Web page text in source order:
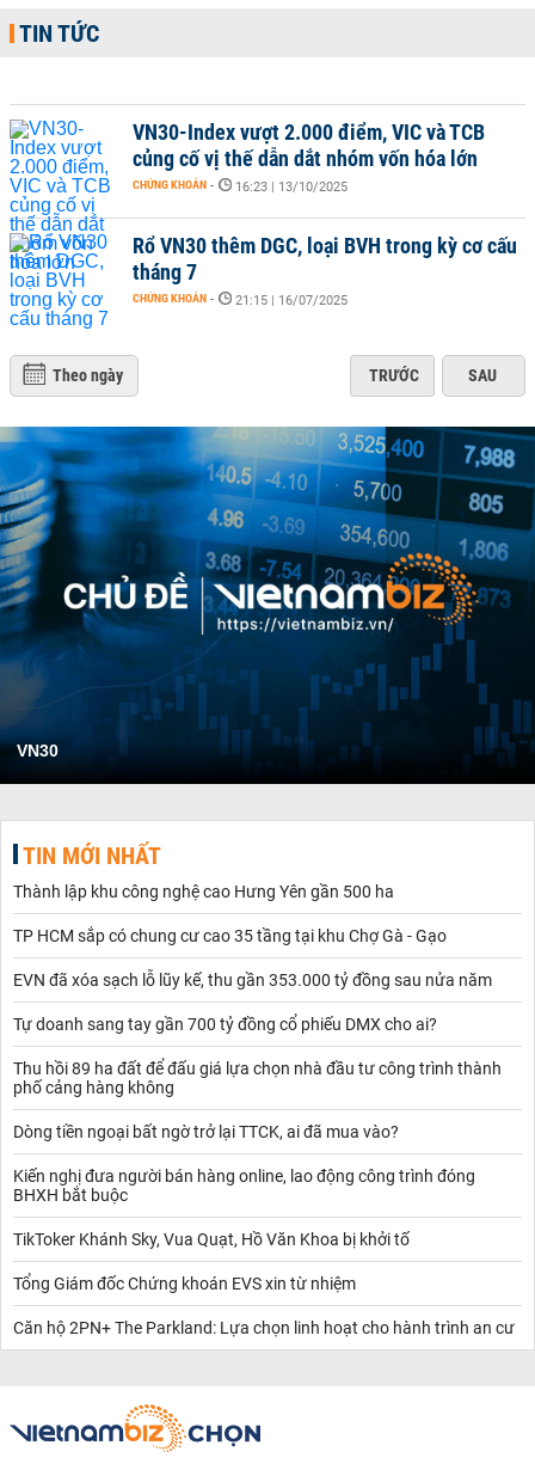
TIN TỨC
VN30-Index vượt 2.000 điểm, VIC và TCB
củng cố vị thế dẫn dắt nhóm vốn hóa lớn
CHỨNG KHOÁN - 16:23 | 13/10/2025
Rổ VN30 thêm DGC, loại BVH trong kỳ cơ cấu
tháng 7
CHỨNG KHOÁN - 21:15 | 16/07/2025
Theo ngày TRƯỚC SAU
VN30
TIN MỚI NHẤT
Thành lập khu công nghệ cao Hưng Yên gần 500 ha
TP HCM sắp có chung cư cao 35 tầng tại khu Chợ Gà - Gạo
EVN đã xóa sạch lỗ lũy kế, thu gần 353.000 tỷ đồng sau nửa năm
Tự doanh sang tay gần 700 tỷ đồng cổ phiếu DMX cho ai?
Thu hồi 89 ha đất để đấu giá lựa chọn nhà đầu tư công trình thành
phố cảng hàng không
Dòng tiền ngoại bất ngờ trở lại TTCK, ai đã mua vào?
Kiến nghị đưa người bán hàng online, lao động công trình đóng
BHXH bắt buộc
TikToker Khánh Sky, Vua Quạt, Hồ Văn Khoa bị khởi tố
Tổng Giám đốc Chứng khoán EVS xin từ nhiệm
Căn hộ 2PN+ The Parkland: Lựa chọn linh hoạt cho hành trình an cư